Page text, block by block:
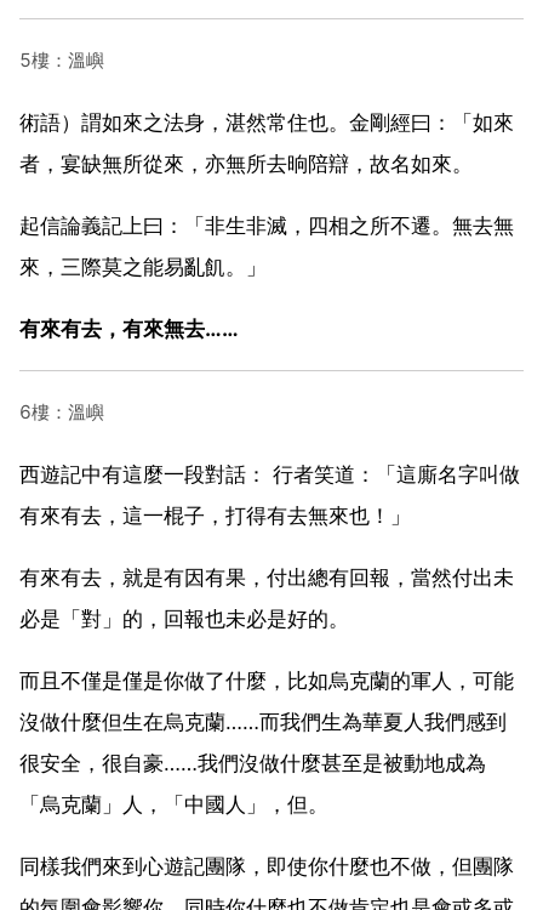
5樓：溫嶼
術語）謂如來之法身，湛然常住也。金剛經曰：「如來
者，宴缺無所從來，亦無所去晌陪辯，故名如來。
起信論義記上曰：「非生非滅，四相之所不遷。無去無
來，三際莫之能易亂飢。」
有來有去，有來無去……
6樓：溫嶼
西遊記中有這麼一段對話： 行者笑道：「這廝名字叫做
有來有去，這一棍子，打得有去無來也！」
有來有去，就是有因有果，付出總有回報，當然付出未
必是「對」的，回報也未必是好的。
而且不僅是僅是你做了什麼，比如烏克蘭的軍人，可能
沒做什麼但生在烏克蘭……而我們生為華夏人我們感到
很安全，很自豪……我們沒做什麼甚至是被動地成為
「烏克蘭」人，「中國人」，但。
同樣我們來到心遊記團隊，即使你什麼也不做，但團隊